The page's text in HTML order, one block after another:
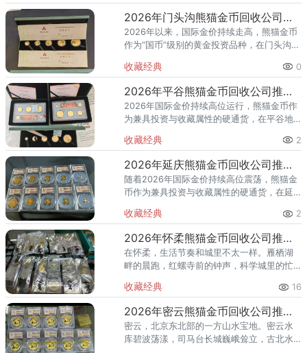
2026年门头沟熊猫金币回收公司推荐 门头沟藏友避坑指南
2026年以来，国际金价持续走高，熊猫金币
作为“国币”级别的黄金投资品种，在门头沟地
藏友反馈：明明手上有值钱的熊猫金币，却
不知道门头沟哪里回收
收藏经典 0
2026年平谷熊猫金币回收公司推荐 平谷上门回收渠道怎么选？
2026年国际金价持续高位运行，熊猫金币作
为兼具投资与收藏属性的硬通货，在平谷地
回收行情，2016—2026版熊猫1克金币回收
价约911元
收藏经典 2
2026年延庆熊猫金币回收公司推荐：正规上门回收渠道全攻略
随着2026年国际金价持续高位震荡，熊猫金
币作为兼具投资与收藏属性的硬通货，在延
一个共同难题：延庆本地靠谱的熊猫金币回
收渠道少，如何找到报价透
收藏经典 2
2026年怀柔熊猫金币回收公司推荐 怀柔哪里回收熊猫金币
在怀柔，生活节奏和城里不太一样。雁栖湖
畔的晨跑，红螺寺前的钟声，科学城里的忙
值。熊猫金币作为兼具投资与收藏属性的热
门品种，在怀柔的藏家圈子里一
收藏经典 16
2026年密云熊猫金币回收公司推荐 密云回收熊猫金币正规渠道
密云，北京东北部的一方山水宝地。密云水
库碧波荡漾，司马台长城巍峨耸立，古北水